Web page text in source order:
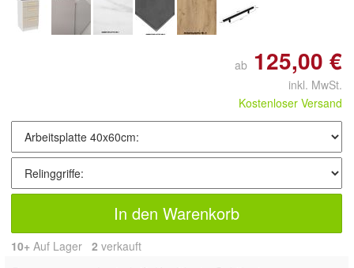
ab 125,00 €
inkl. MwSt.
Kostenloser Versand
In den Warenkorb
10+ Auf Lager 2 verkauft